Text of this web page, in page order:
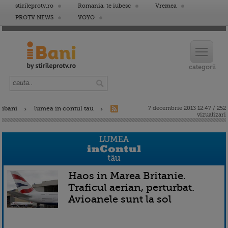
stirileprotv.ro Romania, te iubesc
Vremea
PROTV NEWS
VOYO
ibani lumea in contul tau
7 decembrie 2013 12:47 / 252
vizualizari
Haos in Marea Britanie.
Traficul aerian, perturbat.
Avioanele sunt la sol